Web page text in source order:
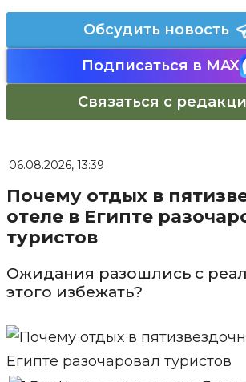
Обсудить новость
Подписаться в MAX
Связаться с
06.08.2026, 13:39
Почему отдых в
отеле в Египте
туристов
Ожидания разошлись с
этого избежать?